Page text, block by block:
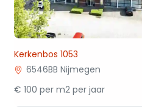
Kerkenbos 1053
6546BB Nijmegen
€ 100 per m2 per jaar